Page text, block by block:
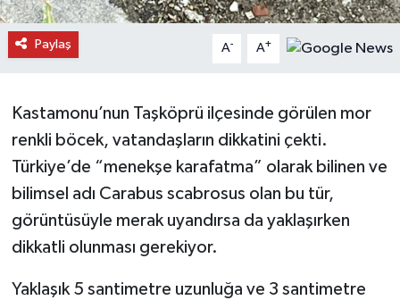
Paylaş A- A+
Kastamonu’nun Taşköprü ilçesinde görülen mor
renkli böcek, vatandaşların dikkatini çekti.
Türkiye’de “menekşe karafatma” olarak bilinen ve
bilimsel adı Carabus scabrosus olan bu tür,
görüntüsüyle merak uyandırsa da yaklaşırken
dikkatli olunması gerekiyor.
Yaklaşık 5 santimetre uzunluğa ve 3 santimetre
İhsangazi Haberleri
Küre Haberleri
Merkez Haberleri
Pınarbaşı Haberleri